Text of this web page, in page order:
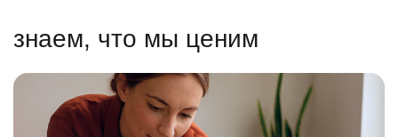
знаем, что мы ценим